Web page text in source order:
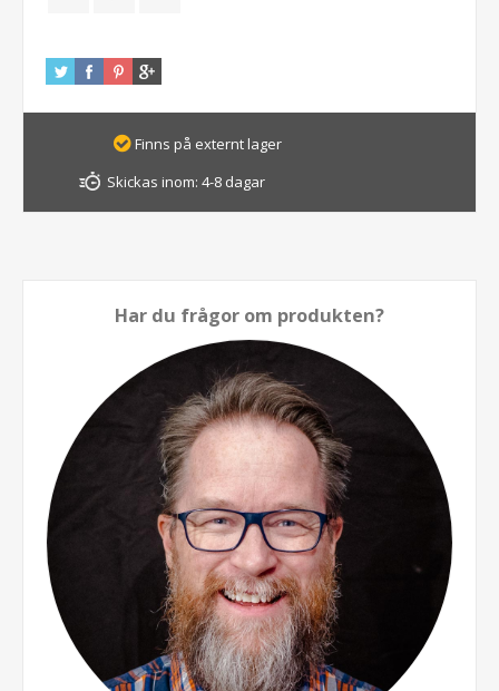
Finns på externt lager
Skickas inom: 4-8 dagar
Har du frågor om produkten?